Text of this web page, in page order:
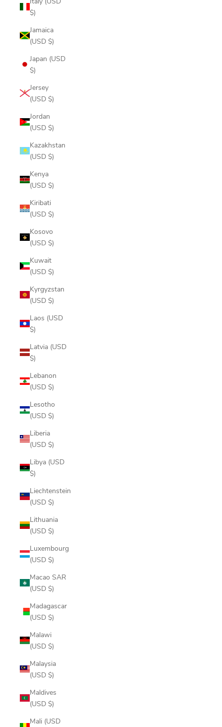
$)
Jamaica
(USD $)
Japan (USD
$)
Jersey
(USD $)
Jordan
(USD $)
Kazakhstan
(USD $)
Kenya
(USD $)
Kiribati
(USD $)
Kosovo
(USD $)
Kuwait
(USD $)
Kyrgyzstan
(USD $)
Laos (USD
$)
Latvia (USD
$)
Lebanon
(USD $)
Lesotho
(USD $)
Liberia
(USD $)
Libya (USD
$)
Liechtenstein
(USD $)
Lithuania
(USD $)
Luxembourg
(USD $)
Macao SAR
(USD $)
Madagascar
(USD $)
Malawi
(USD $)
Malaysia
(USD $)
Maldives
(USD $)
Mali (USD